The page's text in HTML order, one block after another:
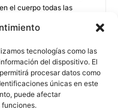
tecnologías como las
del dispositivo. El
procesar datos como
únicas en este
puede afectar
el cuerpo todas las
forman un